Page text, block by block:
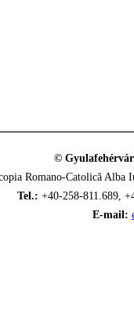
©
Romano-Catolică
Tel.: +40-258-811.689,
E-mail: